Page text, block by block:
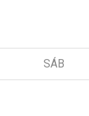
SÁB